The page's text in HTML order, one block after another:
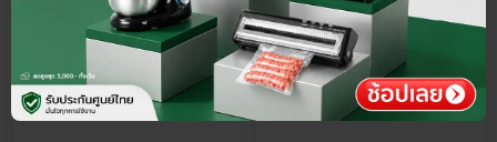
ส่วนลด 15%
เครื่องทำไอศครีม เครื่องทำ
วาฟเฟิลโคน ทำอุณหภูมิ 50-300
ºC ใช้งานได้ต่อเนื่อง พร้อมเสิร์ฟ
ประกันศูนย์ไทย
ส่วนลด 7%
4.8
เครื่องทําไอศครีม Soft Serve
รุ่น Premium 3 หัวจ่าย